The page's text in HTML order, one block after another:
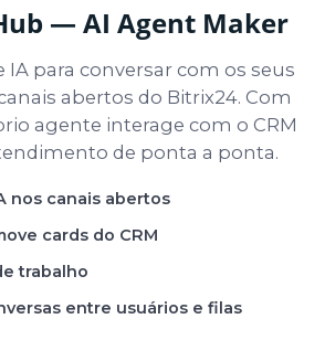
— AI Agent Maker
IA para conversar com os seus
abertos do Bitrix24. Com
agente interage com o CRM
de ponta a ponta.
nos canais abertos
cards do CRM
trabalho
entre usuários e filas